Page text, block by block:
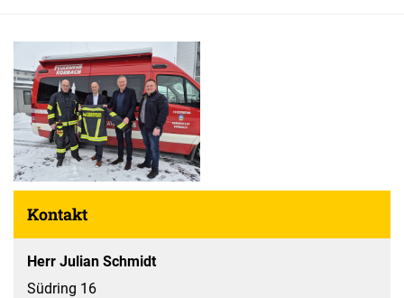
Kontakt
Herr Julian Schmidt
Südring 16